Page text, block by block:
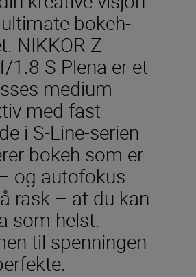
bokeh-
NIKKOR Z
1.8 S Plena er et
medium
med fast
i S-Line-serien
bokeh som er
og autofokus
rask – at du kan
som helst.
til spenningen